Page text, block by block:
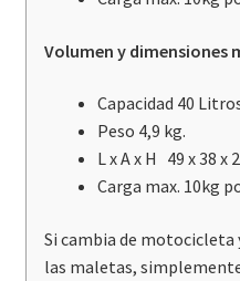
Volumen y dimensiones
Capacidad 40
Peso 4,9 kg.
L x A x H 49 x 38 x
Carga max. 10kg
Si cambia de motocicleta
las maletas,